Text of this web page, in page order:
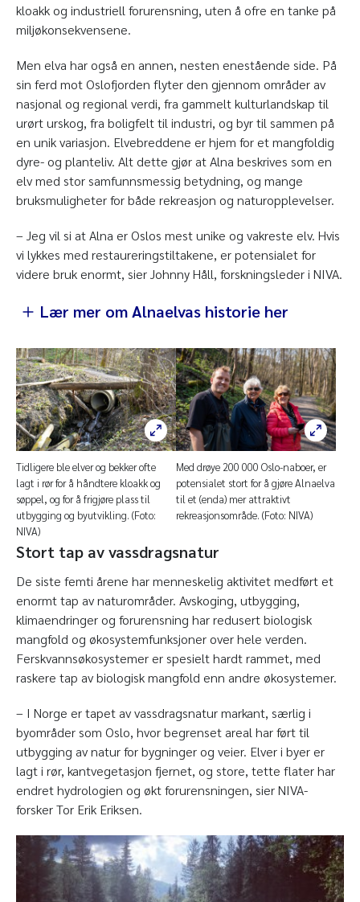
kloakk og industriell forurensning, uten å ofre en tanke på
miljøkonsekvensene.
Men elva har også en annen, nesten enestående side. På
sin ferd mot Oslofjorden flyter den gjennom områder av
nasjonal og regional verdi, fra gammelt kulturlandskap til
urørt urskog, fra boligfelt til industri, og byr til sammen på
en unik variasjon. Elvebreddene er hjem for et mangfoldig
dyre- og planteliv. Alt dette gjør at Alna beskrives som en
elv med stor samfunnsmessig betydning, og mange
bruksmuligheter for både rekreasjon og naturopplevelser.
– Jeg vil si at Alna er Oslos mest unike og vakreste elv. Hvis
vi lykkes med restaureringstiltakene, er potensialet for
videre bruk enormt, sier Johnny Håll, forskningsleder i NIVA.
Lær mer om Alnaelvas historie her
Tidligere ble elver og bekker ofte
lagt i rør for å håndtere kloakk og
søppel, og for å frigjøre plass til
utbygging og byutvikling. (Foto:
NIVA)
Med drøye 200 000 Oslo-naboer, er
potensialet stort for å gjøre Alnaelva
til et (enda) mer attraktivt
rekreasjonsområde. (Foto: NIVA)
Stort tap av vassdragsnatur
De siste femti årene har menneskelig aktivitet medført et
enormt tap av naturområder. Avskoging, utbygging,
klimaendringer og forurensning har redusert biologisk
mangfold og økosystemfunksjoner over hele verden.
Ferskvannsøkosystemer er spesielt hardt rammet, med
raskere tap av biologisk mangfold enn andre økosystemer.
– I Norge er tapet av vassdragsnatur markant, særlig i
byområder som Oslo, hvor begrenset areal har ført til
utbygging av natur for bygninger og veier. Elver i byer er
lagt i rør, kantvegetasjon fjernet, og store, tette flater har
endret hydrologien og økt forurensningen, sier NIVA-
forsker Tor Erik Eriksen.